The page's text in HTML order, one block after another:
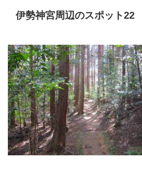
伊勢神宮周辺のスポット22